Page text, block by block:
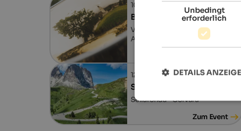
10.08.2026, 24.08.2026, …
Badiamusica
Verschiedene Orte im Gadertal -
Abtei
12.09.2026
Sellaronda Bike Day
Sellaronda - Corvara
Zum Event
Unbedingt
erforderlich
DETAILS